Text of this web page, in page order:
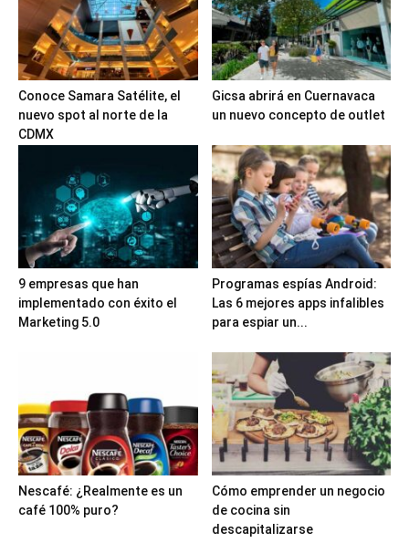
Conoce Samara Satélite, el
nuevo spot al norte de la
CDMX
Gicsa abrirá en Cuernavaca
un nuevo concepto de outlet
9 empresas que han
implementado con éxito el
Marketing 5.0
Programas espías Android:
Las 6 mejores apps infalibles
para espiar un...
Nescafé: ¿Realmente es un
café 100% puro?
Cómo emprender un negocio
de cocina sin
descapitalizarse